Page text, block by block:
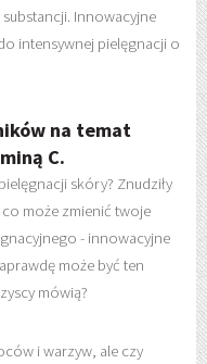
Innowacyjne
intensywnej pielęgnacji o
na temat
C.
skóry? Znudziły
co może zmienić twoje
- innowacyjne
może być ten
mówią?
i warzyw, ale czy